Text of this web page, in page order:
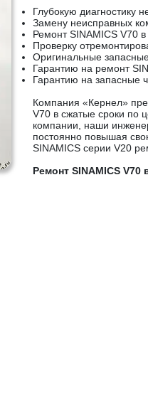
Глубокую диагностику
Замену неисправных
Ремонт SINAMICS V70
Проверку
Оригинальные
Гарантию на ремонт
Гарантию на запасные
Компания «Кернел»
V70 в сжатые сроки по
компании, наши
постоянно повышая
SINAMICS серии V20
Ремонт SINAMICS